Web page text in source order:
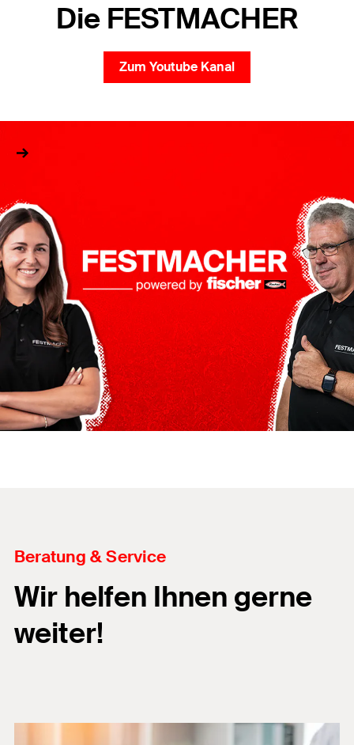
Die FESTMACHER
Zum Youtube Kanal
Beratung & Service
Wir helfen Ihnen gerne
weiter!